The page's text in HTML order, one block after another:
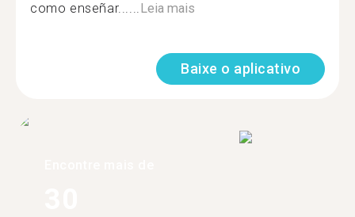
como enseñar......Leia mais
Baixe o aplicativo